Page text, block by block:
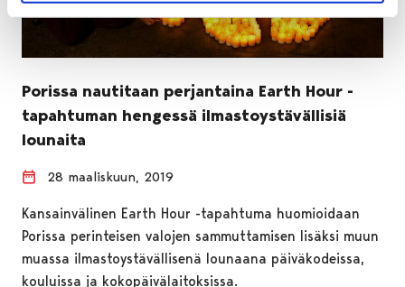
Porissa nautitaan perjantaina Earth Hour -
tapahtuman hengessä ilmastoystävällisiä
lounaita
28 maaliskuun, 2019
Kansainvälinen Earth Hour -tapahtuma huomioidaan
Porissa perinteisen valojen sammuttamisen lisäksi muun
muassa ilmastoystävällisenä lounaana päiväkodeissa,
kouluissa ja kokopäivälaitoksissa.